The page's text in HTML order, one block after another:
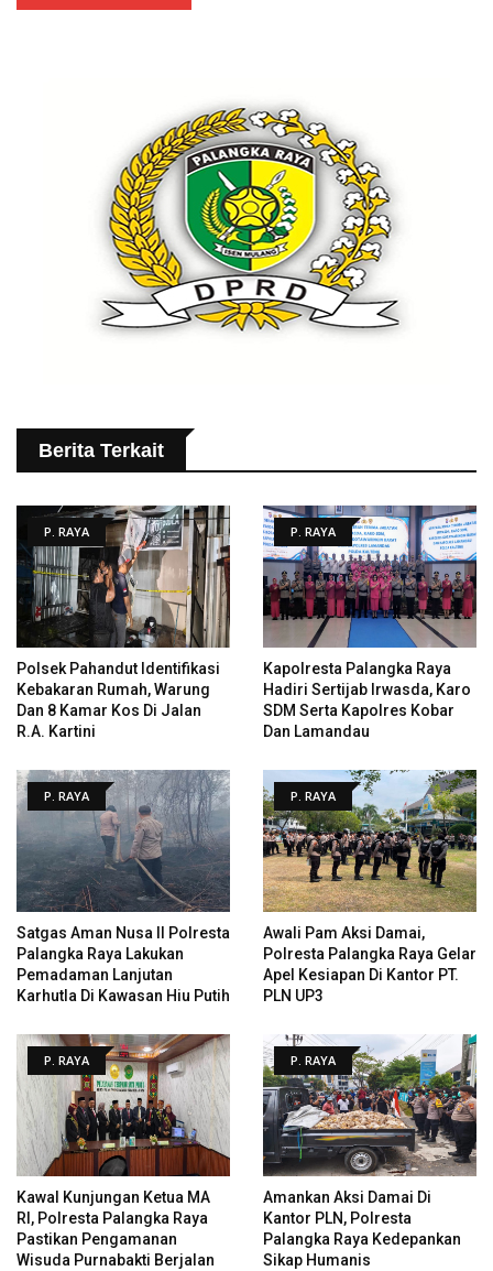
Berita Terkait
P. RAYA
Polsek Pahandut Identifikasi
Kebakaran Rumah, Warung
Dan 8 Kamar Kos Di Jalan
R.A. Kartini
P. RAYA
Kapolresta Palangka Raya
Hadiri Sertijab Irwasda, Karo
SDM Serta Kapolres Kobar
Dan Lamandau
P. RAYA
Satgas Aman Nusa II Polresta
Palangka Raya Lakukan
Pemadaman Lanjutan
Karhutla Di Kawasan Hiu Putih
P. RAYA
Awali Pam Aksi Damai,
Polresta Palangka Raya Gelar
Apel Kesiapan Di Kantor PT.
PLN UP3
P. RAYA
Kawal Kunjungan Ketua MA
RI, Polresta Palangka Raya
Pastikan Pengamanan
Wisuda Purnabakti Berjalan
P. RAYA
Amankan Aksi Damai Di
Kantor PLN, Polresta
Palangka Raya Kedepankan
Sikap Humanis